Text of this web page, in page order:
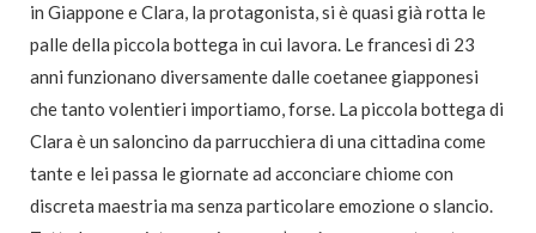
in Giappone e Clara, la protagonista, si è quasi già rotta le
palle della piccola bottega in cui lavora. Le francesi di 23
anni funzionano diversamente dalle coetanee giapponesi
che tanto volentieri importiamo, forse. La piccola bottega di
Clara è un saloncino da parrucchiera di una cittadina come
tante e lei passa le giornate ad acconciare chiome con
discreta maestria ma senza particolare emozione o slancio.